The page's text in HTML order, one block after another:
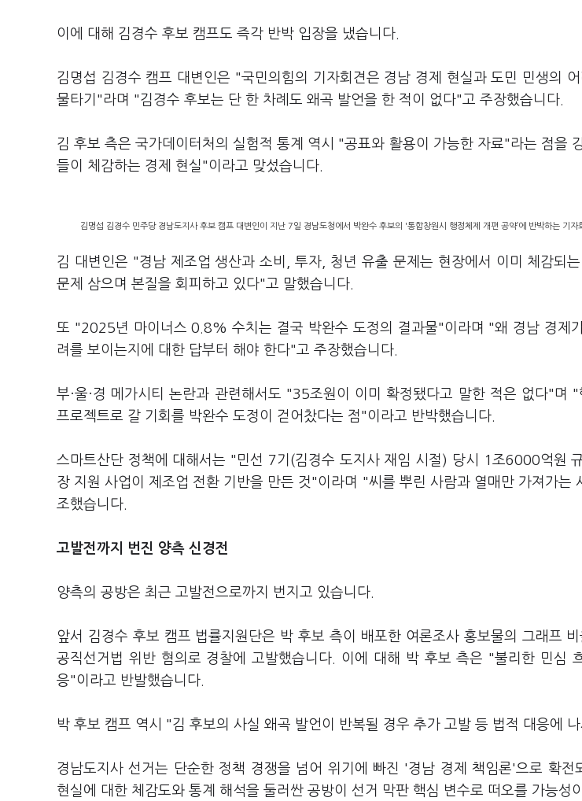
이에 대해 김경수 후보 캠프도 즉각 반박 입장을 냈습니다.
김명섭 김경수 캠프 대변인은 "국민의힘의 기자회견은 경남 경제 현실과 도민 민생의
물타기"라며 "김경수 후보는 단 한 차례도 왜곡 발언을 한 적이 없다"고 주장했습니다.
김 후보 측은 국가데이터처의 실험적 통계 역시 "공표와 활용이 가능한 자료"라는 점을
들이 체감하는 경제 현실"이라고 맞섰습니다.
김명섭 김경수 민주당 경남도지사 후보 캠프 대변인이 지난 7일 경남도청에서 박완수 후보의 '통합창원시 행정체제 개편 공약’에 반박하는 기
김 대변인은 "경남 제조업 생산과 소비, 투자, 청년 유출 문제는 현장에서 이미 체감되
문제 삼으며 본질을 회피하고 있다"고 말했습니다.
또 "2025년 마이너스 0.8% 수치는 결국 박완수 도정의 결과물"이라며 "왜 경남 경제
려를 보이는지에 대한 답부터 해야 한다"고 주장했습니다.
부·울·경 메가시티 논란과 관련해서도 "35조원이 이미 확정됐다고 말한 적은 없다"며
프로젝트로 갈 기회를 박완수 도정이 걷어찼다는 점"이라고 반박했습니다.
스마트산단 정책에 대해서는 "민선 7기(김경수 도지사 재임 시절) 당시 1조6000억원
장 지원 사업이 제조업 전환 기반을 만든 것"이라며 "씨를 뿌린 사람과 열매만 가져가는
조했습니다.
고발전까지 번진 양측 신경전
양측의 공방은 최근 고발전으로까지 번지고 있습니다.
앞서 김경수 후보 캠프 법률지원단은 박 후보 측이 배포한 여론조사 홍보물의 그래프
공직선거법 위반 혐의로 경찰에 고발했습니다. 이에 대해 박 후보 측은 "불리한 민심
응"이라고 반발했습니다.
박 후보 캠프 역시 "김 후보의 사실 왜곡 발언이 반복될 경우 추가 고발 등 법적 대응에
경남도지사 선거는 단순한 정책 경쟁을 넘어 위기에 빠진 '경남 경제 책임론'으로 확전
현실에 대한 체감도와 통계 해석을 둘러싼 공방이 선거 막판 핵심 변수로 떠오를 가능성